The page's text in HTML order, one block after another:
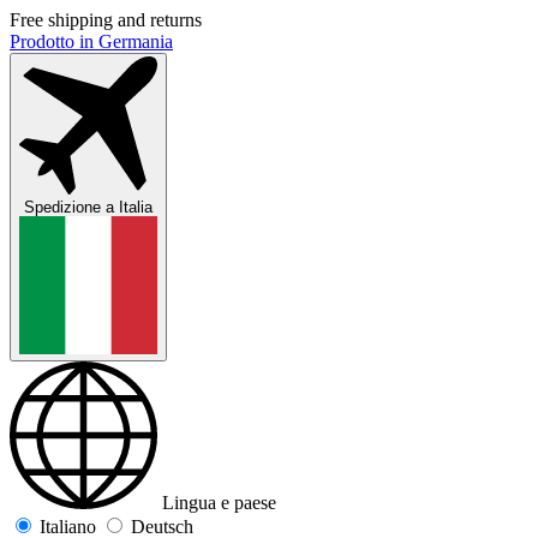
Free shipping and returns
Prodotto in Germania
Spedizione aItalia
Lingua e paese
Italiano
Deutsch